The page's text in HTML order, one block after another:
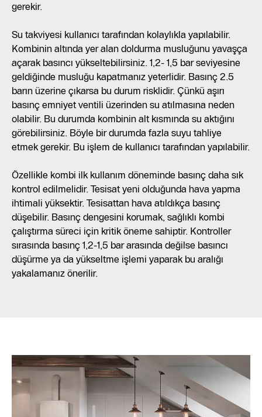
gerekir.
Su takviyesi kullanıcı tarafından kolaylıkla yapılabilir.
Kombinin altında yer alan doldurma musluğunu yavaşça
açarak basıncı yükseltebilirsiniz. 1,2- 1,5 bar seviyesine
geldiğinde musluğu kapatmanız yeterlidir. Basınç 2.5
barın üzerine çıkarsa bu durum risklidir. Çünkü aşırı
basınç emniyet ventili üzerinden su atılmasına neden
olabilir. Bu durumda kombinin alt kısmında su aktığını
görebilirsiniz. Böyle bir durumda fazla suyu tahliye
etmek gerekir. Bu işlem de kullanıcı tarafından yapılabilir.
Özellikle kombi ilk kullanım döneminde basınç daha sık
kontrol edilmelidir. Tesisat yeni olduğunda hava yapma
ihtimali yüksektir. Tesisattan hava atıldıkça basınç
düşebilir. Basınç dengesini korumak, sağlıklı kombi
çalıştırma süreci için kritik öneme sahiptir. Kontroller
sırasında basınç 1,2-1,5 bar arasında değilse basıncı
düşürme ya da yükseltme işlemi yaparak bu aralığı
yakalamanız önerilir.